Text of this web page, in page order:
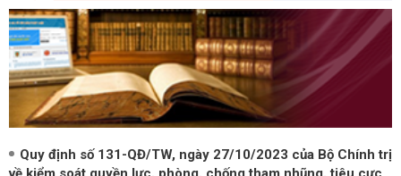
Quy định số 131-QĐ/TW, ngày 27/10/2023 của Bộ Chính trị
về kiểm soát quyền lực, phòng, chống tham nhũng, tiêu cực
trong công tác kiểm tra, giám sát, thi hành kỷ luật đảng và
trong hoạt động thanh tra, kiểm toán